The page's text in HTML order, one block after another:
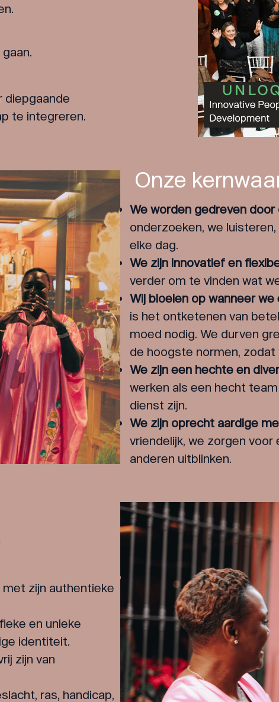
diepgaande
te integreren.
Onze
We worden gedreven
onderzoeken, we
elke dag.
We zijn innovatief en
verder om te vinden wat
Wij bloeien op wanneer
is het ontketenen van
moed nodig. We durven
de hoogste normen,
We zijn een hechte en
werken als een hecht
dienst zijn.
We zijn oprecht aardige
vriendelijk, we zorgen
anderen uitblinken.
met zijn authentieke
en unieke
identiteit.
zijn van
ras, handicap,